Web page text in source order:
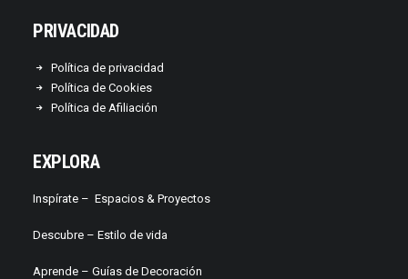
PRIVACIDAD
Política de privacidad
Política de Cookies
Política de Afiliación
EXPLORA
Inspírate – Espacios & Proyectos
Descubre – Estilo de vida
Aprende – Guías de Decoración